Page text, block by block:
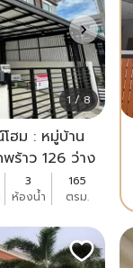
1 / 8
โฮม : หมู่บ้าน
ร้าว 126 ว่าง
3
ห้องน้ำ
165
ตรม.